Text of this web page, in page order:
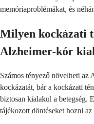
memóriaproblémákat, és
Milyen kockázati
Alzheimer-kór
Számos tényező növelheti az
kockázatát, bár a kockázati
biztosan kialakul a betegség.
tájékozott döntéseket hozni